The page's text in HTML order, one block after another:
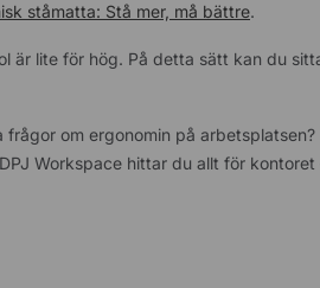
ståmatta: Stå mer, må bättre.
är lite för hög. På detta sätt kan du
om ergonomin på arbetsplatsen?
Workspace hittar du allt för kontoret